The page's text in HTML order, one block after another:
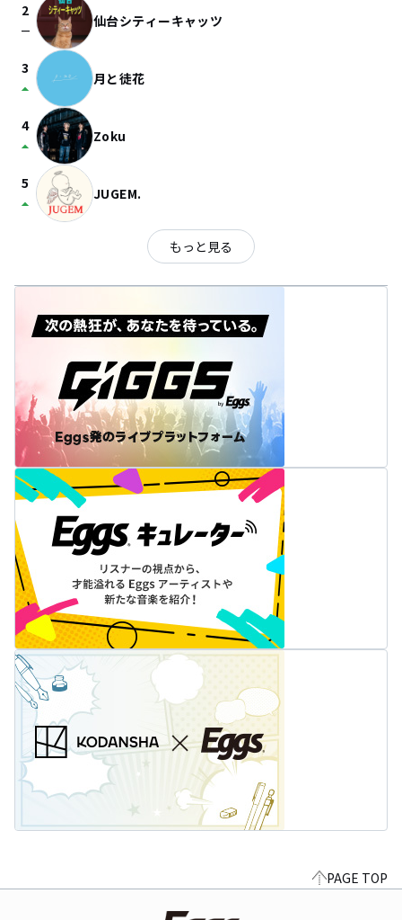
2
check_indeterminate_small 仙台シティーキャッツ
3
arrow_drop_up 月と徒花
4
arrow_drop_up Zoku
5
arrow_drop_up JUGEM.
もっと見る
PAGE TOP